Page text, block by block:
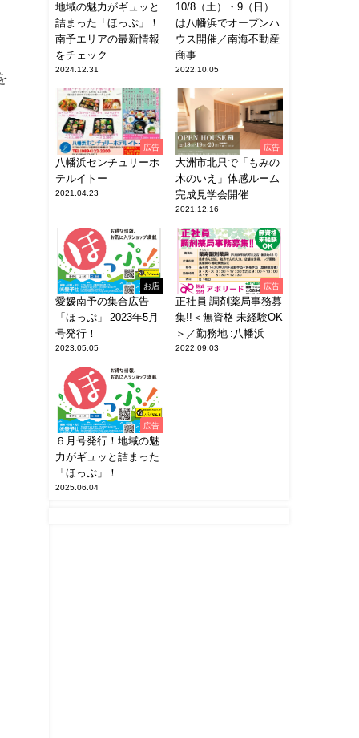
地域の魅力がギュッと
詰まった「ほっぷ」！
南予エリアの最新情報
をチェック
2024.12.31
10/8（土）・9（日）
は八幡浜でオープンハ
ウス開催／南海不動産
商事
2022.10.05
広告
八幡浜センチュリーホ
テルイトー
2021.04.23
広告
大洲市北只で「もみの
木のいえ」体感ルーム
完成見学会開催
2021.12.16
お店
愛媛南予の集合広告
「ほっぷ」 2023年5月
号発行！
2023.05.05
広告
正社員 調剤薬局事務募
集!!＜無資格 未経験OK
＞／勤務地 :八幡浜
2022.09.03
広告
６月号発行！地域の魅
力がギュッと詰まった
「ほっぷ」！
2025.06.04